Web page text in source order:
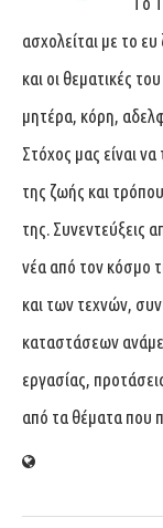
ασχολείται με το
και οι θεματικές
μητέρα, κόρη,
Στόχος μας είναι
της ζωής και
της. Συνεντεύξεις
νέα από τον κόσμο
και των τεχνών,
καταστάσεων
εργασίας,
από τα θέματα που